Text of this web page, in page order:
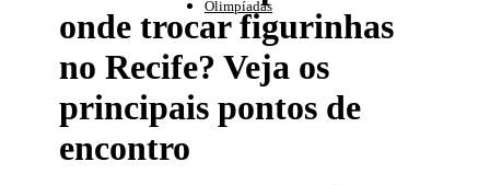
Olimpíadas
onde trocar figurinhas
no Recife? Veja os
principais pontos de
encontro